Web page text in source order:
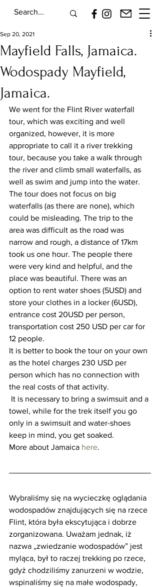
Mayfield Falls, Jamaica.
Wodospady Mayfield,
Jamaica.
Sep 20, 2021
We went for the Flint River waterfall
tour, which was exciting and well
organized, however, it is more
appropriate to call it a river trekking
tour, because you take a walk through
the river and climb small waterfalls, as
well as swim and jump into the water.
The tour does not focus on big
waterfalls (as there are none), which
could be misleading. The trip to the
area was difficult as the road was
narrow and rough, a distance of 17km
took us one hour. The people there
were very kind and helpful, and the
place was beautiful. There was an
option to rent water shoes (5USD) and
store your clothes in a locker (6USD),
entrance cost 20USD per person,
transportation cost 250 USD per car for
12 people.
It is better to book the tour on your own
as the hotel charges 230 USD per
person which has no connection with
the real costs of that activity.
towel, while for the trek itself you go
only in a swimsuit and water-shoes
keep in mind, you get soaked.
More about Jamaica here.
Wybraliśmy się na wycieczkę oglądania
wodospadów znajdujących się na rzece
Flint, która była ekscytująca i dobrze
zorganizowana. Uważam jednak, iż
nazwa „zwiedzanie wodospadów” jest
myląca, był to raczej trekking po rzece,
gdyż chodziliśmy zanurzeni w wodzie,
wspinaliśmy się na małe wodospady,